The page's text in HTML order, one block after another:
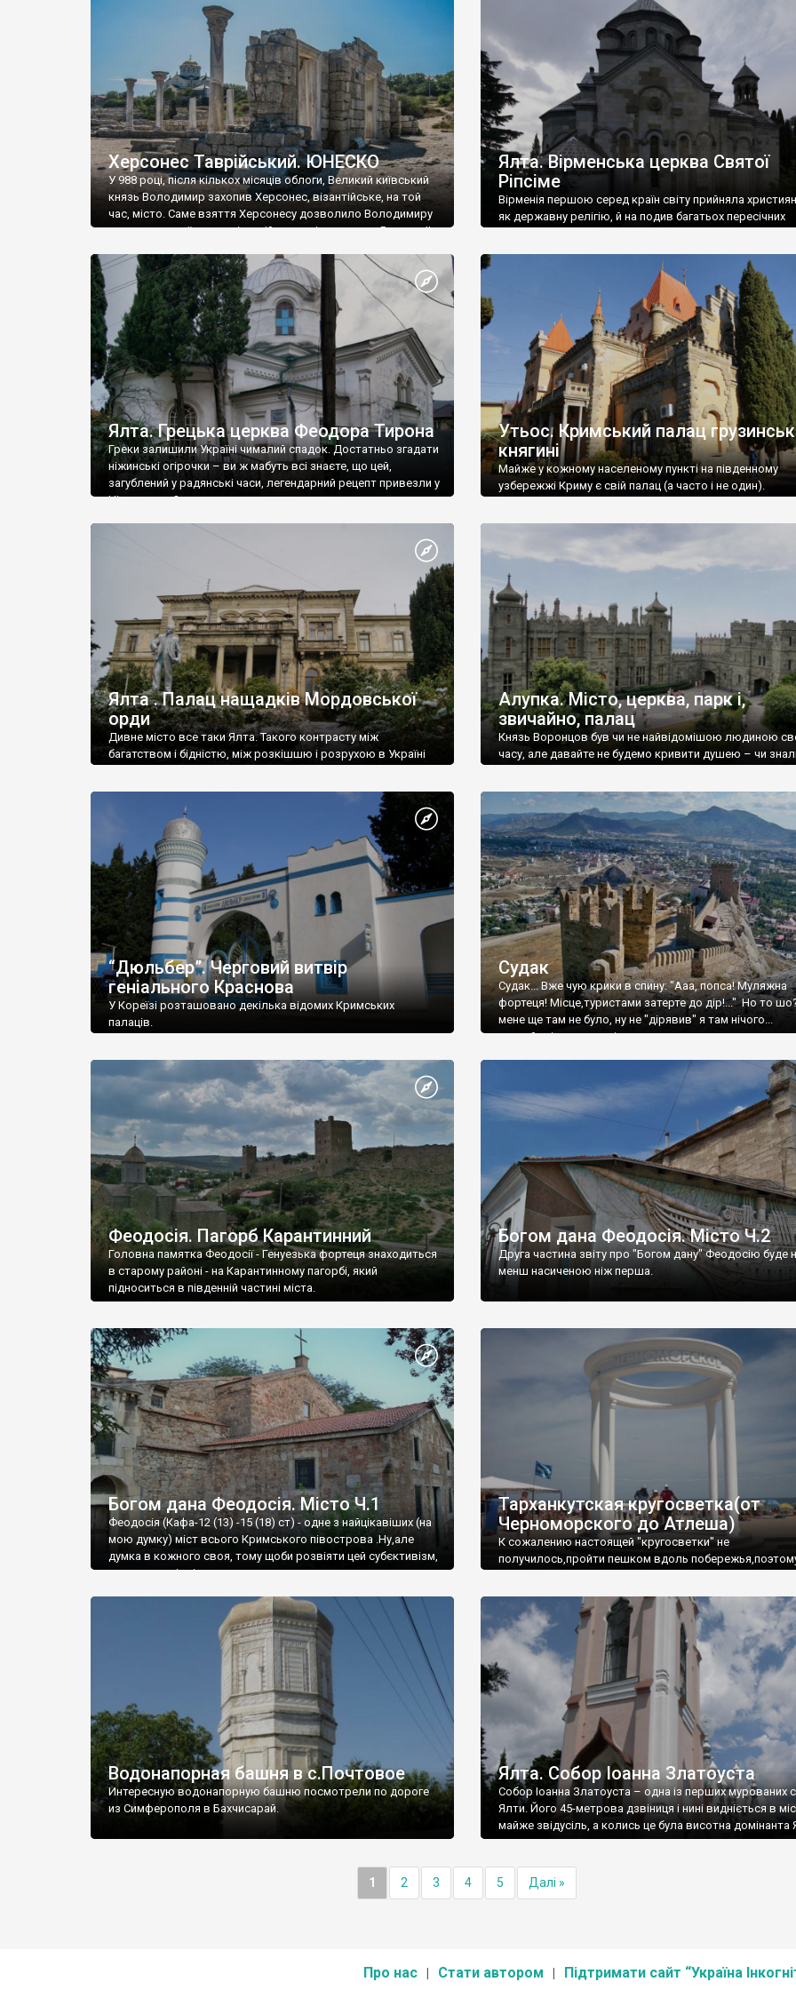
візантійської доби. Раритети викрадені з фондів об’єкту
культурної спадщини ЮНЕСКО «Херсонеса Таврійського».
Офіційно – на виставку «Золото Візантії», але експерти та
влада в Україні вважають це лише […]
називаються «повстяками» (postaki)…” “Вино. Крим
виробляє відмінне вино і його вдосталь: воно все
легке біле і дуже […]
Херсонес Таврійський. ЮНЕСКО
У 988 році, після кількох місяців облоги, Великий київський
князь Володимир захопив Херсонес, візантійське, на той
час, місто. Саме взяття Херсонесу дозволило Володимиру
диктувати свої умови візантійському імператору Василю ІІ,
Херсонесі Володимир-язичник, став Василем-
християнином. А потім було Хрещення Русі. На честь
Херсонесу Таврійського названо місто […]
Ялта. Вірменська церква Святої
Ріпсіме
Вірменія першою серед країн світу прийняла
як державну релігію, й на подив багатьох пересічних
Ялта. Грецька церква Феодора Тирона
Греки залишили Україні чималий спадок. Достатньо згадати
ніжинські огірочки – ви ж мабуть всі знаєте, що цей,
загублений у радянські часи, легендарний рецепт привезли у
Ніжин греки?
Утьос. Кримський палац
княгині
Майже у кожному населеному пункті на південному
узбережжі Криму є свій палац (а часто і не один).
Ялта . Палац нащадків Мордовської
орди
Дивне місто все таки Ялта. Такого контрасту між
багатством і бідністю, між розкішшю і розрухою в Україні
Алупка. Місто, церква, парк і,
звичайно, палац
Князь Воронцов був чи не найвідомішою людиною
часу, але давайте не будемо кривити душею – чи
“Дюльбер”. Черговий витвір
геніального Краснова
У Кореїзі розташовано декілька відомих Кримських
палаців.
Судак
Судак... Вже чую крики в спину: "Ааа, попса! Муляжна
фортеця! Місце,туристами затерте до дір!..." Но то
мене ще там не було, ну не "дірявив" я там нічого...
принаймні до цього літа.
Феодосія. Пагорб Карантинний
Головна памятка Феодосії - Генуезька фортеця знаходиться
в старому районі - на Карантинному пагорбі, який
підноситься в південній частині міста.
Богом дана Феодосія. Місто Ч.2
Друга частина звіту про "Богом дану" Феодосію буде
менш насиченою ніж перша.
Богом дана Феодосія. Місто Ч.1
Феодосія (Кафа-12 (13) -15 (18) ст) - одне з найцікавіших (на
мою думку) міст всього Кримського півострова .Ну,але
думка в кожного своя, тому щоби розвіяти цей субєктивізм,
запрошую відвідати це
Тарханкутская кругосветка(от
Черноморского до Атлеша)
К сожалению настоящей "кругосветки" не
получилось,пройти пешком вдоль
Водонапорная башня в с.Почтовое
Интересную водонапорную башню посмотрели по дороге
из Симферополя в Бахчисарай.
Ялта. Собор Іоанна Златоуста
Собор Іоанна Златоуста – одна із перших мурованих
Ялти. Його 45-метрова дзвіниця і нині видніється в
майже звідусіль, а колись це була висотна домінанта
1 2 3 4 5 Далі »
Про нас Стати автором Підтримати сайт “Україна